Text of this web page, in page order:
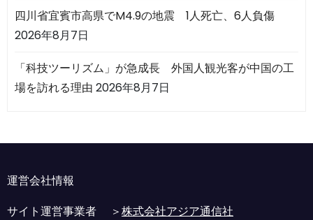
四川省宜賓市高県でM4.9の地震 1人死亡、6人負傷
2026年8月7日
「科技ツーリズム」が急成長 外国人観光客が中国の工
場を訪れる理由 2026年8月7日
運営会社情報
サイト運営事業者 ＞株式会社アジア通信社